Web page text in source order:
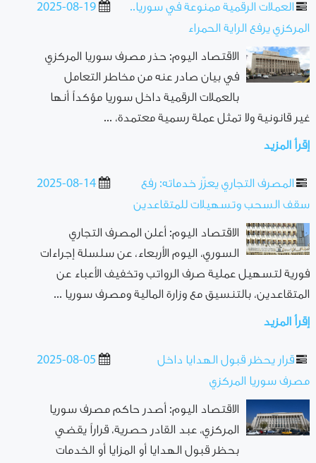
2025-08-19
العملات الرقمية ممنوعة في سوريا..
المركزي يرفع الراية الحمراء
الاقتصاد اليوم: حذر مصرف سوريا المركزي
في بيان صادر عنه من مخاطر التعامل
بالعملات الرقمية داخل سوريا مؤكداً أنها
غير قانونية ولا تمثل عملة رسمية معتمدة، ...
إقرأ المزيد
2025-08-14
المصرف التجاري يعزّز خدماته: رفع
سقف السحب وتسهيلات للمتقاعدين
الاقتصاد اليوم: أعلن المصرف التجاري
السوري، اليوم الأربعاء، عن سلسلة إجراءات
فورية لتسهيل عملية صرف الرواتب وتخفيف الأعباء عن
المتقاعدين، بالتنسيق مع وزارة المالية ومصرف سوريا ...
إقرأ المزيد
2025-08-05
قرار يحظر قبول الهدايا داخل
مصرف سوريا المركزي
الاقتصاد اليوم: أصدر حاكم مصرف سوريا
المركزي، عبد القادر حصرية، قراراً يقضي
بحظر قبول الهدايا أو المزايا أو الخدمات